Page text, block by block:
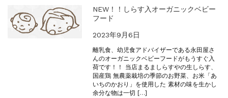
夏の贈り物...
まるましらすやのお知らせ
2026.5.13
父の日の贈り物...
生しらす、生桜えびの沖漬け...
2026.3.21
しらす、桜えび新漁始まりました！！...
2026.1.15
NEW！！しらす入オーガニックベビー
フード
2023年9月6日
離乳食、幼児食アドバイザーである永田屋さ
んのオーガニックベビーフードがもうすぐ入
荷です！！ 当店まるましらすやの生しらす、
国産鶏 無農薬栽培の季節のお野菜、お米「あ
いちのかおり」を使用した 素材の味を生かし
余分な物は一切 […]